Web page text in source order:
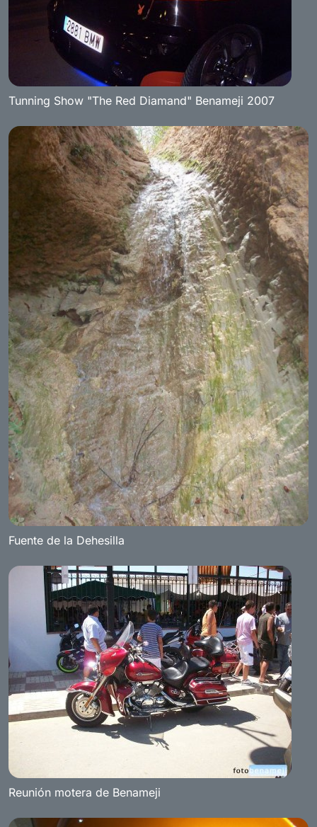
Tunning Show "The Red Diamand" Benameji 2007
Fuente de la Dehesilla
Reunión motera de Benameji